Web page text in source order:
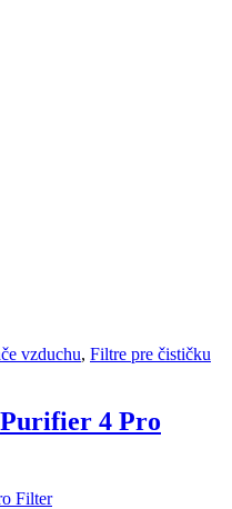
vzduchu, Filtre pre čističku
4 Pro
Filter